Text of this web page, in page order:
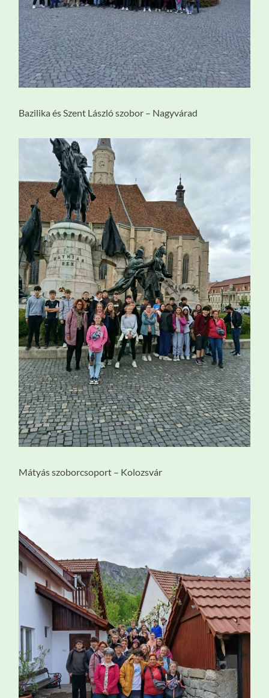
Bazilika és Szent László szobor – Nagyvárad
Mátyás szoborcsoport – Kolozsvár